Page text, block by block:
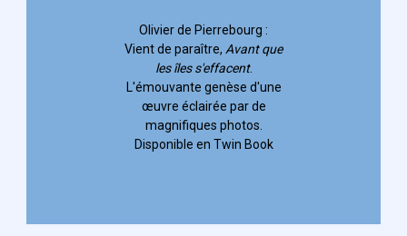
Olivier de Pierrebourg :
Vient de paraître, Avant que
les îles s'effacent.
L'émouvante genèse d'une
œuvre éclairée par de
magnifiques photos.
Disponible en Twin Book